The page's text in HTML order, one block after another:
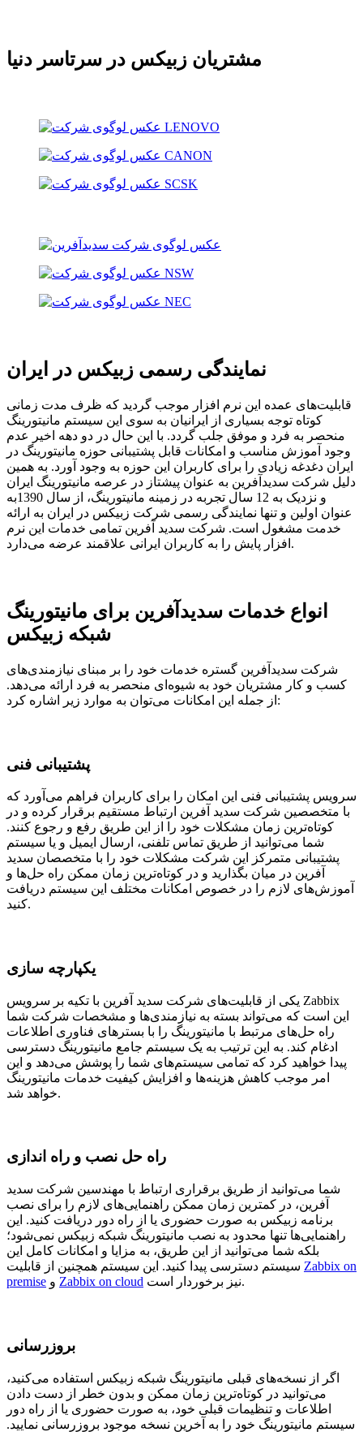
مشتریان زبیکس در سرتاسر دنیا
نمایندگی رسمی زبیکس در ایران
قابلیت‌های عمده این نرم افزار موجب گردید که ظرف مدت زمانی
کوتاه توجه بسیاری از ایرانیان به سوی این سیستم مانیتورینگ
منحصر به فرد و موفق جلب گردد. با این حال در دو دهه اخیر عدم
وجود آموزش مناسب و امکانات قابل پشتیبانی حوزه مانیتورینگ در
ایران دغدغه زیادی را برای کاربران این حوزه به وجود آورد. به همین
دلیل شرکت سدیدآفرین به عنوان پیشتاز در عرصه مانیتورینگ ایران
و نزدیک به 12 سال تجربه در زمینه مانیتورینگ، از سال 1390به
عنوان اولین و تنها نمایندگی رسمی شرکت زبیکس در ایران به ارائه
خدمت مشغول است. شرکت سدید آفرین تمامی خدمات این نرم
افزار پایش را به کاربران ایرانی علاقمند عرضه می‌دارد.
انواع خدمات سدیدآفرین برای مانیتورینگ
شبکه زبیکس
شرکت سدیدآفرین گستره خدمات خود را بر مبنای نیازمندی‌های
کسب و کار مشتریان خود به شیوه‌ای منحصر به فرد ارائه می‌دهد.
از جمله این امکانات می‌توان به موارد زیر اشاره کرد:
پشتیبانی فنی
سرویس پشتیبانی فنی این امکان را برای کاربران فراهم می‌آورد که
با متخصصین شرکت سدید آفرین ارتباط مستقیم برقرار کرده و در
کوتاه‌ترین زمان مشکلات خود را از این طریق رفع و رجوع کنند.
شما می‌توانید از طریق تماس تلفنی، ارسال ایمیل و یا سیستم
پشتیبانی متمرکز این شرکت مشکلات خود را با متخصصان سدید
آفرین در میان بگذارید و در کوتاه‌ترین زمان ممکن راه حل‌ها و
آموزش‌‌های لازم را در خصوص امکانات مختلف این سیستم دریافت
کنید.
یکپارچه سازی
یکی از قابلیت‌های شرکت سدید آفرین با تکیه بر سرویس Zabbix
این است که می‌تواند بسته به نیازمندی‌ها و مشخصات شرکت شما
راه حل‌های مرتبط با مانیتورینگ را با بسترهای فناوری اطلاعات
ادغام کند. به این ترتیب به یک سیستم جامع مانیتورینگ دسترسی
پیدا خواهید کرد که تمامی سیستم‌های شما را پوشش می‌دهد و این
امر موجب کاهش هزینه‌ها و افزایش کیفیت خدمات مانیتورینگ
خواهد شد.
راه حل نصب و راه اندازی
شما می‌توانید از طریق برقراری ارتباط با مهندسین شرکت سدید
آفرین، در کمترین زمان ممکن راهنمایی‌های لازم را برای نصب
برنامه زبیکس به صورت حضوری یا از راه دور دریافت کنید. این
راهنمایی‌ها تنها محدود به نصب مانیتورینگ شبکه زبیکس نمی‌شود؛
بلکه شما می‌توانید از این طریق، به مزایا و امکانات کامل این
Zabbix on
premise
Zabbix on cloud نیز برخوردار است.
بروزرسانی
اگر از نسخه‌های قبلی مانیتورینگ شبکه زبیکس استفاده می‌کنید،
می‌توانید در کوتاه‌ترین زمان ممکن و بدون خطر از دست دادن
اطلاعات و تنظیمات قبلی خود، به صورت حضوری یا از راه دور
سیستم مانیتورینگ خود را به آخرین نسخه موجود بروزرسانی نمایید.